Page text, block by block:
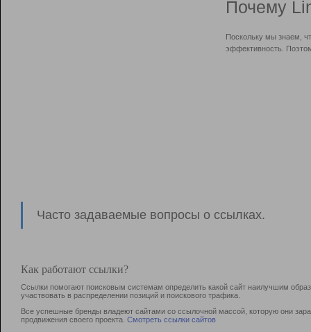
Почему
Поскольку мы знаем,
эффективность.
Часто задаваемые вопросы о ссылках.
Как работают ссылки?
Ссылки помогают поисковым системам определить какой сайт наилучшим
участвовать в раcпределении позиций и поискового трафика.
Все успешные бренды владеют сайтами со ссылочной массой, которую они
продвижения своего проекта. Смотреть ссылки сайтов